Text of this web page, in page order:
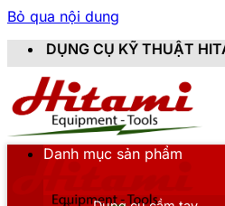
Bỏ qua nội dung
THUẬT HITAMI - CUNG
Danh mục sản phẩm